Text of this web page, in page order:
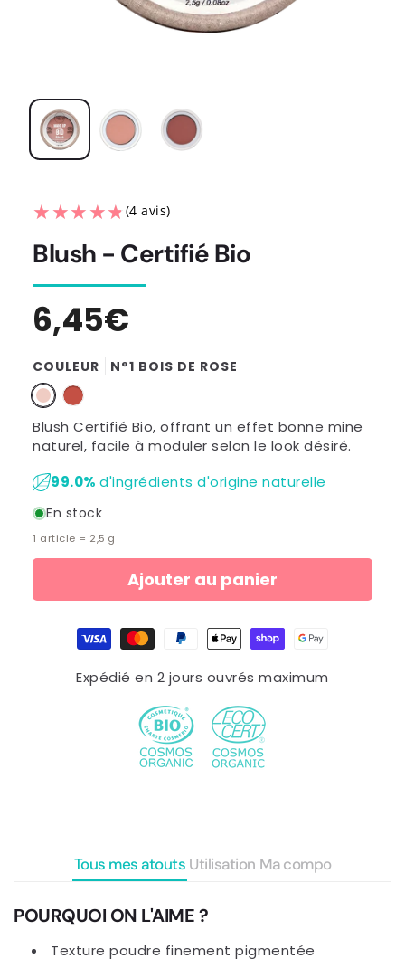
★★★★★
★★★★★ (4 avis)
Blush - Certifié Bio
Prix
habituel
6,45€
COULEUR N°1 BOIS DE ROSE
Blush Certifié Bio, offrant un effet bonne mine
naturel, facile à moduler selon le look désiré.
99.0% d'ingrédients d'origine naturelle
En stock
1 article = 2,5 g
Ajouter au panier
Moyens
paiementExpédié en 2 jours ouvrés maximum
Tous mes atouts Utilisation Ma compo
POURQUOI ON L'AIME ?
Texture poudre finement pigmentée